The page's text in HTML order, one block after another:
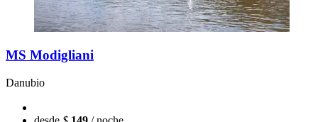
MS Modigliani
Danubio